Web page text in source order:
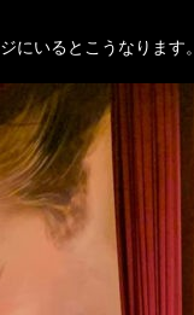
にいるとこうなります。